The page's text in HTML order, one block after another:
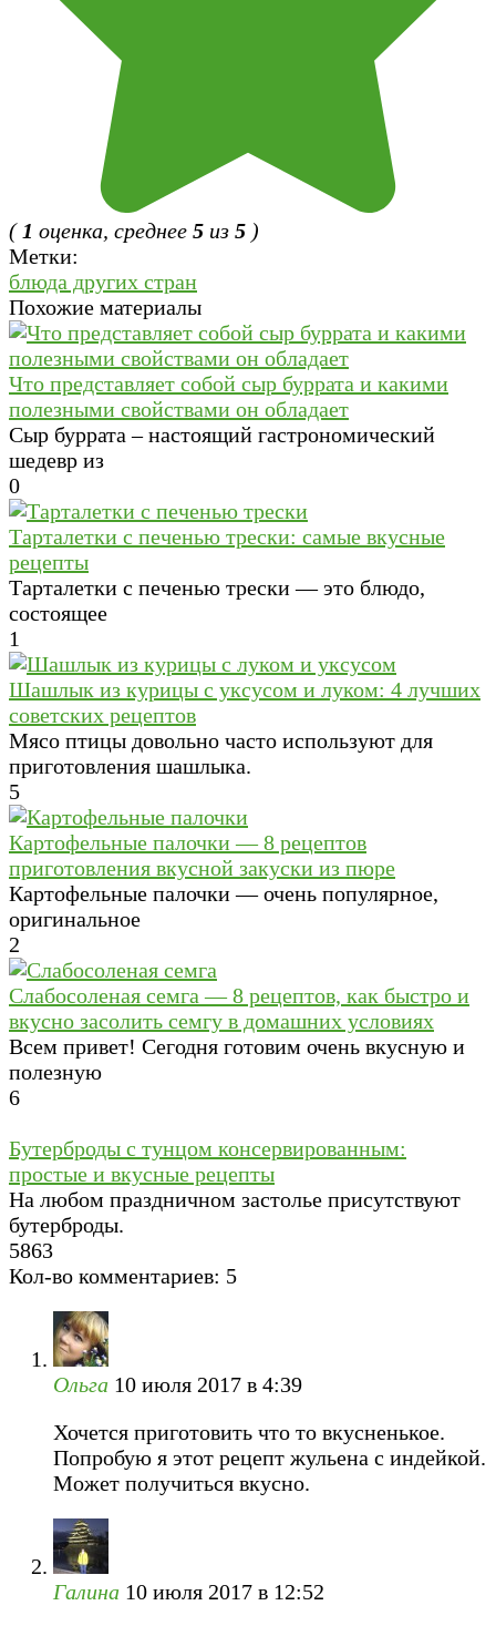
( 1 оценка, среднее 5 из 5 )
Метки:
блюда других стран
Похожие материалы
Что представляет собой сыр буррата и какими
полезными свойствами он обладает
Сыр буррата – настоящий гастрономический
шедевр из
0
Тарталетки с печенью трески: самые вкусные
рецепты
Тарталетки с печенью трески — это блюдо,
состоящее
1
Шашлык из курицы с уксусом и луком: 4 лучших
советских рецептов
Мясо птицы довольно часто используют для
приготовления шашлыка.
5
Картофельные палочки — 8 рецептов
приготовления вкусной закуски из пюре
Картофельные палочки — очень популярное,
оригинальное
2
Слабосоленая семга — 8 рецептов, как быстро и
вкусно засолить семгу в домашних условиях
Всем привет! Сегодня готовим очень вкусную и
полезную
6
Бутерброды с тунцом консервированным:
простые и вкусные рецепты
На любом праздничном застолье присутствуют
бутерброды.
5863
Кол-во комментариев: 5
Ольга 10 июля 2017 в 4:39
Хочется приготовить что то вкусненькое.
Попробую я этот рецепт жульена с индейкой.
Может получиться вкусно.
Галина 10 июля 2017 в 12:52